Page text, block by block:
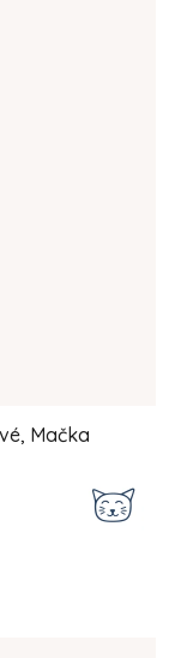
Mačka